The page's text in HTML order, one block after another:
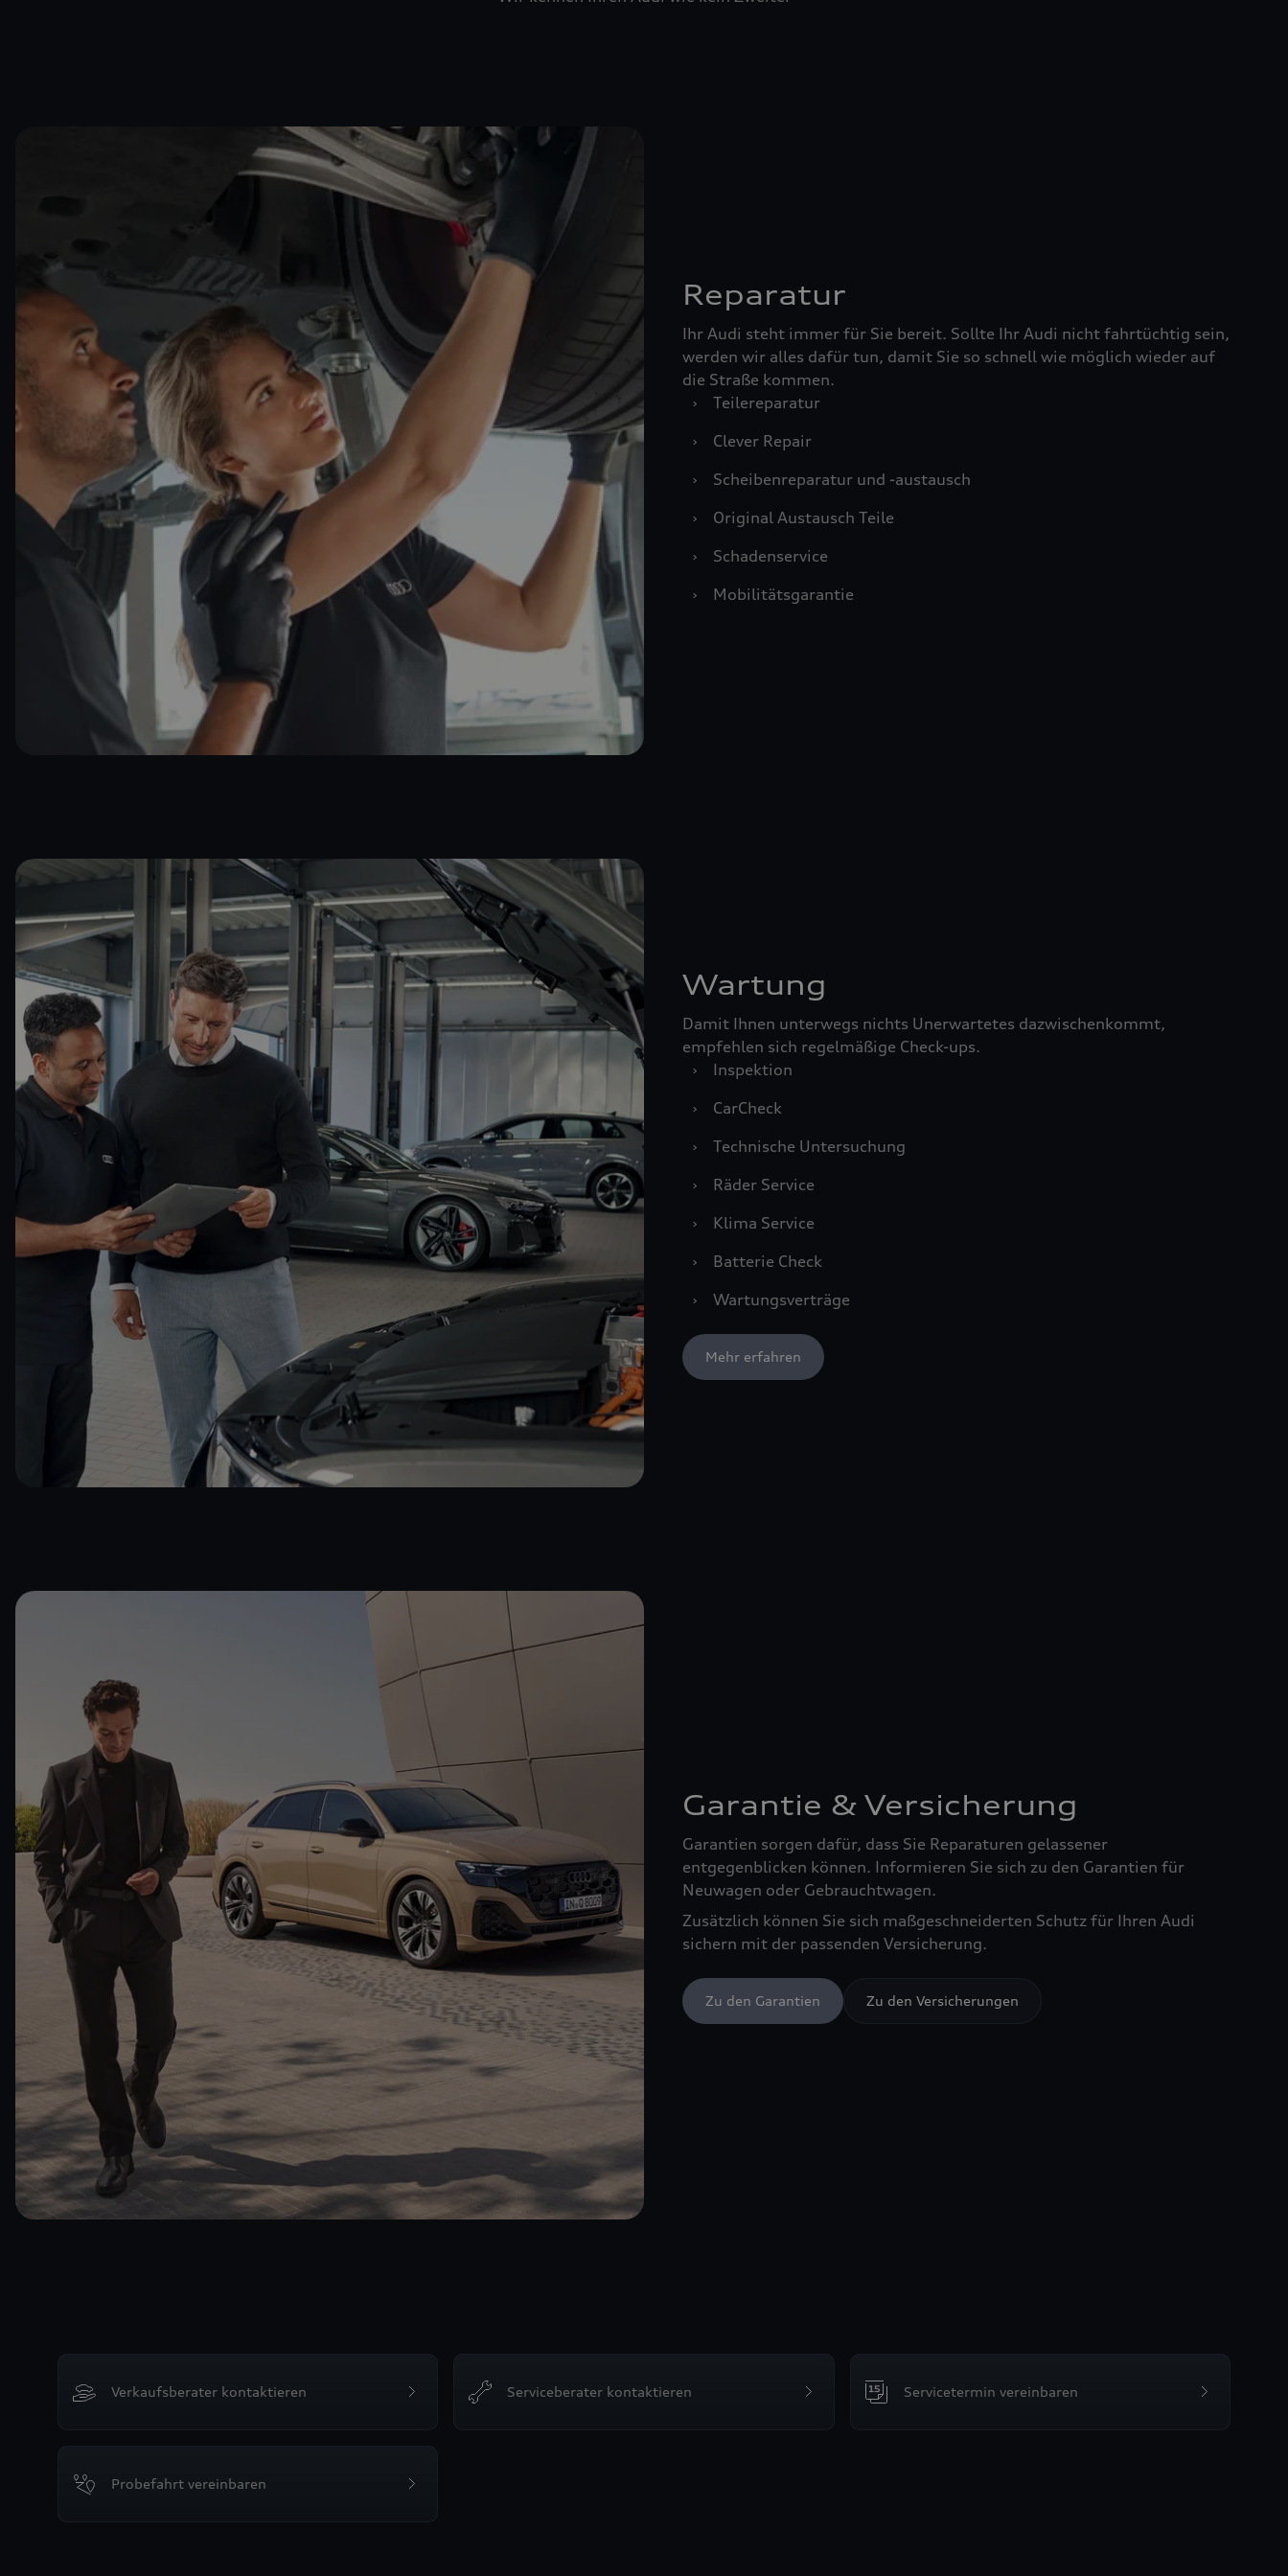
Reparatur
Ihr Audi steht immer für Sie bereit. Sollte Ihr Audi nicht fahrtüchtig sein,
werden wir alles dafür tun, damit Sie so schnell wie möglich wieder auf
die Straße kommen.
›
Teilereparatur
›
Clever Repair
›
Scheibenreparatur und -austausch
›
Original Austausch Teile
›
Schadenservice
›
Mobilitätsgarantie
Wartung
Damit Ihnen unterwegs nichts Unerwartetes dazwischenkommt,
empfehlen sich regelmäßige Check-ups.
›
Inspektion
›
CarCheck
›
Technische Untersuchung
›
Räder Service
›
Klima Service
›
Batterie Check
›
Wartungsverträge
Mehr erfahren
Garantie & Versicherung
Garantien sorgen dafür, dass Sie Reparaturen gelassener
entgegenblicken können. Informieren Sie sich zu den Garantien für
Neuwagen oder Gebrauchtwagen.
Zusätzlich können Sie sich maßgeschneiderten Schutz für Ihren Audi
sichern mit der passenden Versicherung.
Zu den Garantien Zu den Versicherungen
Verkaufsberater kontaktieren Serviceberater kontaktieren Servicetermin vereinbaren
Probefahrt vereinbaren